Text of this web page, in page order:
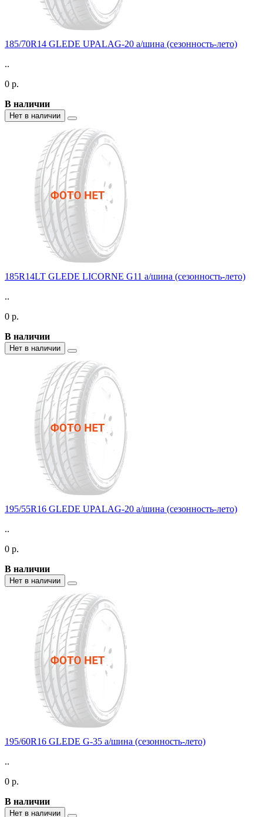
185/70R14 GLEDE UPALAG-20 а/шина (сезонность-лето)
..
0 р.
В наличии
Нет в наличии
185R14LT GLEDE LICORNE G11 а/шина (сезонность-лето)
..
0 р.
В наличии
Нет в наличии
195/55R16 GLEDE UPALAG-20 а/шина (сезонность-лето)
..
0 р.
В наличии
Нет в наличии
195/60R16 GLEDE G-35 а/шина (сезонность-лето)
..
0 р.
В наличии
Нет в наличии